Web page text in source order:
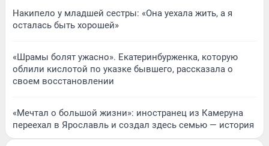
Накипело у младшей сестры: «Она уехала жить, а я
осталась быть хорошей»
«Шрамы болят ужасно». Екатеринбурженка, которую
облили кислотой по указке бывшего, рассказала о
своем восстановлении
«Мечтал о большой жизни»: иностранец из Камеруна
переехал в Ярославль и создал здесь семью — история